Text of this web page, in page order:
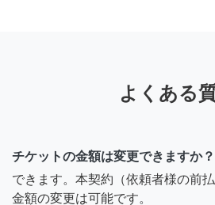
よくある
チケットの金額は変更できますか？
できます。本契約（依頼者様の前
金額の変更は可能です。